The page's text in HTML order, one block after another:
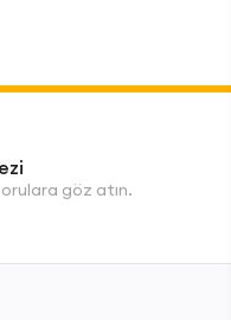
göz atın.